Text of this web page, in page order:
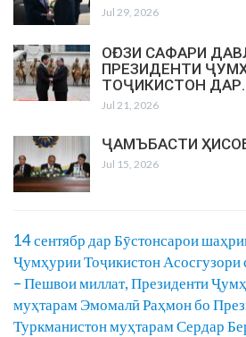
Jul 29, 2026
ОҒОЗИ САФАРИ
ПРЕЗИДЕНТИ
ТОҶИКИСТОН
Jul 21, 2026
ҶАМЪБАСТИ
Jul 15, 2026
14 сентябр дар Бӯстонсарои
Ҷумҳурии Тоҷикистон Асосгузори
– Пешвои миллат, Президенти
муҳтарам Эмомалӣ Раҳмон бо
Туркманистон муҳтарам Сердар